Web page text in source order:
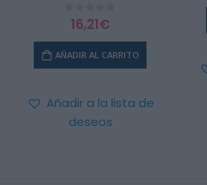
out of 5
16,21€
AÑADIR AL CARRITO
Añadir a la lista de
deseos